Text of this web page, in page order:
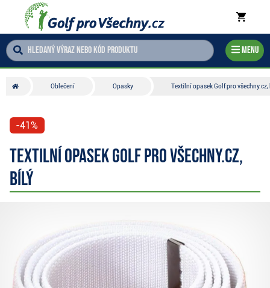
Menu
Oblečení Opasky Textilní opasek Golf pro všechny.cz,
-41%
Textilní opasek Golf pro všechny.cz,
bílý